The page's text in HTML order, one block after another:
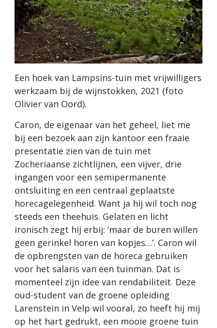
Een hoek van Lampsins-tuin met vrijwilligers
werkzaam bij de wijnstokken, 2021 (foto
Olivier van Oord).
Caron, de eigenaar van het geheel, liet me
bij een bezoek aan zijn kantoor een fraaie
presentatie zien van de tuin met
Zocheriaanse zichtlijnen, een vijver, drie
ingangen voor een semipermanente
ontsluiting en een centraal geplaatste
horecagelegenheid. Want ja hij wil toch nog
steeds een theehuis. Gelaten en licht
ironisch zegt hij erbij: ‘maar de buren willen
geen gerinkel horen van kopjes…’. Caron wil
de opbrengsten van de horeca gebruiken
voor het salaris van een tuinman. Dat is
momenteel zijn idee van rendabiliteit. Deze
oud-student van de groene opleiding
Larenstein in Velp wil vooral, zo heeft hij mij
op het hart gedrukt, een mooie groene tuin